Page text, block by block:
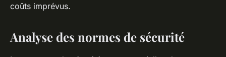
coûts imprévus.
Analyse des normes de sécurité